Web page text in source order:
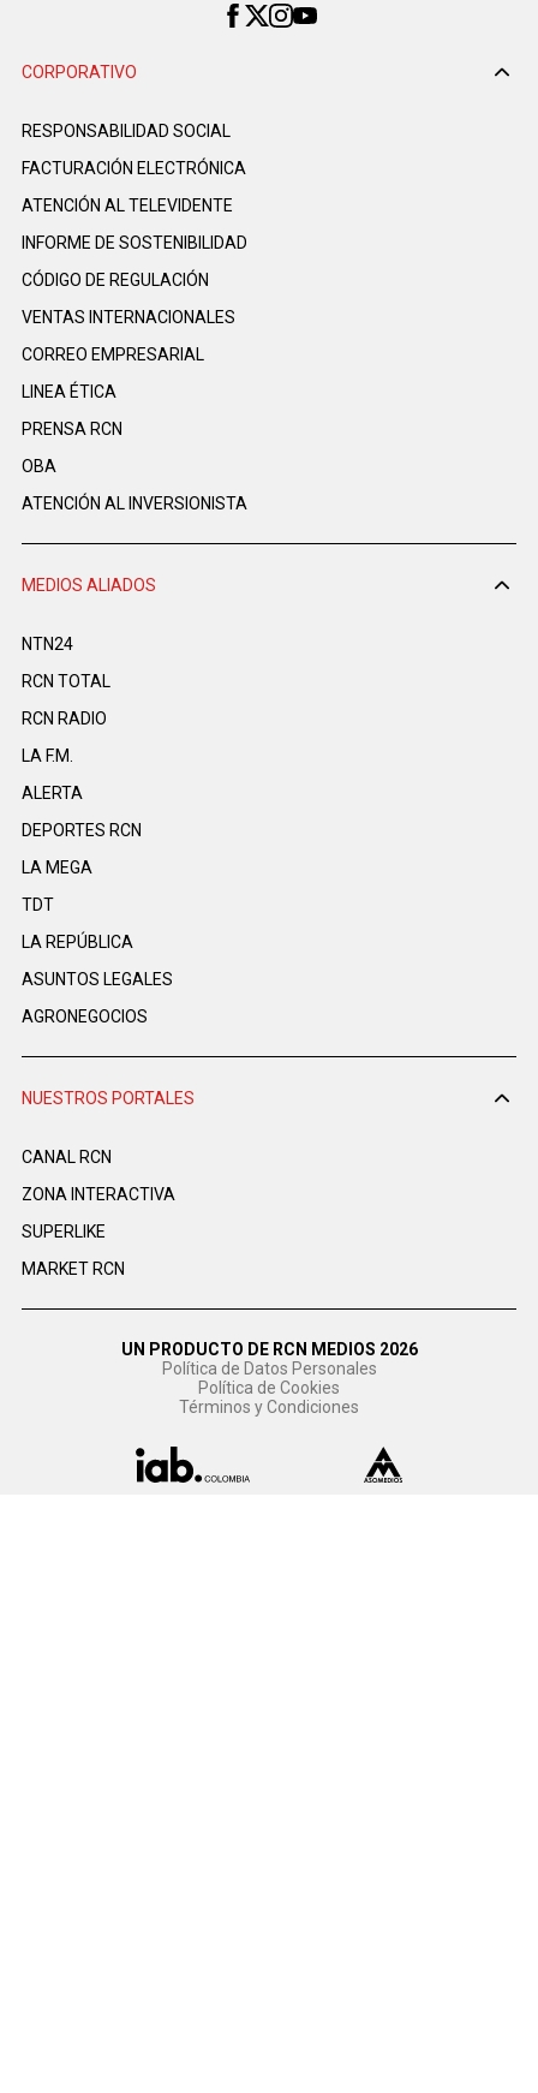
CORPORATIVO
RESPONSABILIDAD SOCIAL
FACTURACIÓN ELECTRÓNICA
ATENCIÓN AL TELEVIDENTE
INFORME DE SOSTENIBILIDAD
CÓDIGO DE REGULACIÓN
VENTAS INTERNACIONALES
CORREO EMPRESARIAL
LINEA ÉTICA
PRENSA RCN
OBA
ATENCIÓN AL INVERSIONISTA
MEDIOS ALIADOS
NTN24
RCN TOTAL
RCN RADIO
LA F.M.
ALERTA
DEPORTES RCN
LA MEGA
TDT
LA REPÚBLICA
ASUNTOS LEGALES
AGRONEGOCIOS
NUESTROS PORTALES
CANAL RCN
ZONA INTERACTIVA
SUPERLIKE
MARKET RCN
UN PRODUCTO DE RCN MEDIOS 2026
Política de Datos Personales
Política de Cookies
Términos y Condiciones